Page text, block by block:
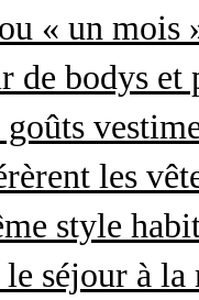
« un
de bodys
les
style
le séjour à